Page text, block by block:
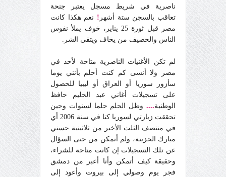
ناصرية في شريط مسجل يعتبر جنحة
تعاقب بالسجن ستة أشهر ! نعم هكذا كانت
مصر قبل ثورة 25 يناير، خوف يملأ نفوس
الناس والحصيف من يخاف ويتقي الشر.
لم تكن الأغنيات الناصرية متاحة لأحد في
مصر ولا أنسى كم كنت أحلم بأنني يوما
سأزور سوريا أو العراق أو ليبيا للحصول
على تسجيلات أغاني عبد الحليم حافظ
الوطنية.... وظل الحلم حلما لسنوات وحين
تحققت زيارتي لسوريا كنا في سنة 2006 أي
في منتصف الثلث الأخير من ثلاثينية حسني
مبارك الحزينة، ولم أتمكن من حتى السؤال
عن تلك التسجيلات إن كانت متاحة للشراء،
وحقيقة كيف أتمكن وأنا أعبر من دمشق
فجر يوم وصولي إلى بيروت وأعود إلى